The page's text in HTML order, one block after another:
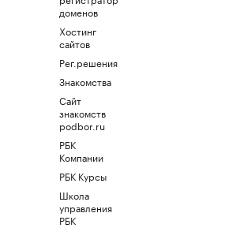
доменов
Хостинг
сайтов
Рег.решения
Знакомства
Сайт
знакомств
podbor.ru
РБК
Компании
РБК Курсы
Школа
управления
РБК